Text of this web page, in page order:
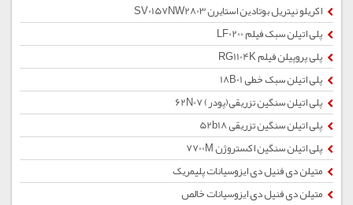
اکریلو نیتریل بوتادین استایرن SV0157NW2803
پلی اتیلن سبک فیلم LF0200
پلی پروپیلن فیلم RG1104K
پلی اتیلن سبک خطی 18B01
پلی اتیلن سنگین تزریقی(پودر) 62N07
پلی اتیلن سنگین تزریقی 52b18
پلی اتیلن سنگین اکستروژن 7700M
متیلن دی فنیل دی ایزوسیانات پلیمریک
متیلن دی فنیل دی ایزوسیانات خالص